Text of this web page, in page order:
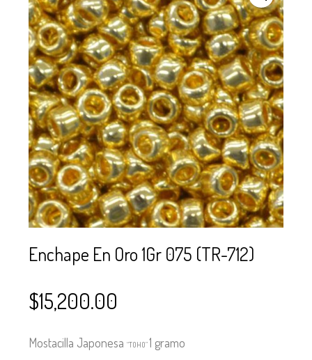
2017
QUE PIEDRAS
SE USAN PARA
BISUTERÍA Y
JOYERÍA
2017
QUE ES LA
MOSTACILLA?
2017
NUESTROS
CURSOS
Enchape En Oro 1Gr 075 (TR-712)
$15,200.00
Mostacilla Japonesa“TOHO”1 gramo